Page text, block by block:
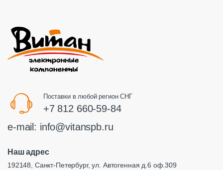
Поставки в любой регион СНГ
+7 812 660-59-84
e-mail: info@vitanspb.ru
Наш адрес
192148, Санкт-Петербург, ул. Автогенная д.6 оф.309